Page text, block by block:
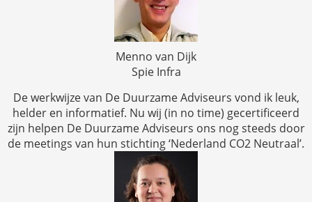
Menno van Dijk
Spie Infra
De werkwijze van De Duurzame Adviseurs vond ik leuk,
helder en informatief. Nu wij (in no time) gecertificeerd
zijn helpen De Duurzame Adviseurs ons nog steeds door
de meetings van hun stichting ‘Nederland CO2 Neutraal’.